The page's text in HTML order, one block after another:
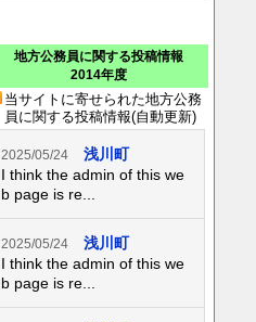
地方公務員に関する投稿情報
2014年度
当サイトに寄せられた地方公務
員に関する投稿情報(自動更新)
2025/05/24
浅川町
I think the admin of this we
b page is re...
2025/05/24
浅川町
I think the admin of this we
b page is re...